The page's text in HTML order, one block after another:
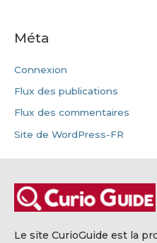
Méta
Connexion
Flux des publications
Flux des commentaires
Site de WordPress-FR
Le site CurioGuide est la